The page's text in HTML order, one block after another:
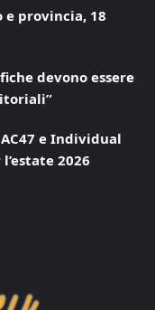
e provincia, 18
devono essere
e Individual
2026